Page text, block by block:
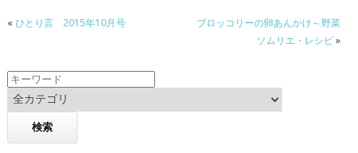
o
o
k
« ひとり言 2015年10月号
ブロッコリーの卵あんかけ～野菜
ソムリエ・レシピ»